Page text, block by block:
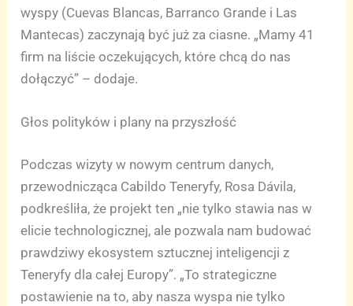
wyspy (Cuevas Blancas, Barranco Grande i Las
Mantecas) zaczynają być już za ciasne. „Mamy 41
firm na liście oczekujących, które chcą do nas
dołączyć” – dodaje.
Głos polityków i plany na przyszłość
Podczas wizyty w nowym centrum danych,
przewodnicząca Cabildo Teneryfy, Rosa Dávila,
podkreśliła, że projekt ten „nie tylko stawia nas w
elicie technologicznej, ale pozwala nam budować
prawdziwy ekosystem sztucznej inteligencji z
Teneryfy dla całej Europy”. „To strategiczne
postawienie na to, aby nasza wyspa nie tylko